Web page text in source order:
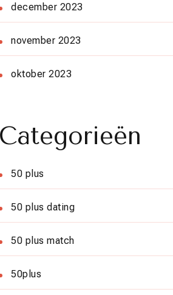
december 2023
november 2023
oktober 2023
Categorieën
50 plus
50 plus dating
50 plus match
50plus